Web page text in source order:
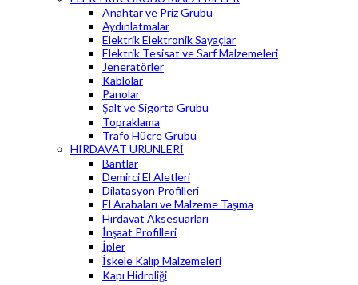
Anahtar ve Priz Grubu
Aydınlatmalar
Elektrik Elektronik Sayaçlar
Elektrik Tesisat ve Sarf Malzemeleri
Jeneratörler
Kablolar
Panolar
Şalt ve Sigorta Grubu
Topraklama
Trafo Hücre Grubu
HIRDAVAT ÜRÜNLERİ
Bantlar
Demirci El Aletleri
Dilatasyon Profilleri
El Arabaları ve Malzeme Taşıma
Hırdavat Aksesuarları
İnşaat Profilleri
İpler
İskele Kalıp Malzemeleri
Kapı Hidroliği